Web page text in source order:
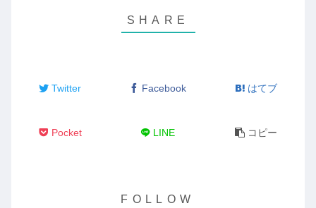
Twitter Facebook はてブ
Pocket LINE コピー